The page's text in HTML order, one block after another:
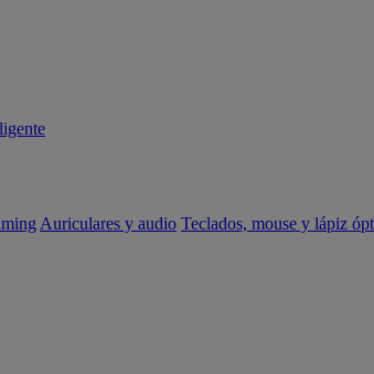
Auriculares y audio Teclados, mouse y lápiz